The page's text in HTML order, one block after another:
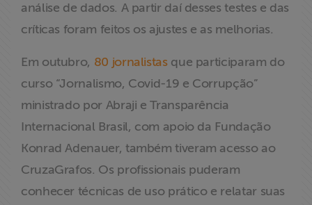
análise de dados. A partir daí desses testes e das
críticas foram feitos os ajustes e as melhorias.
Em outubro, 80 jornalistasque participaram do
curso “Jornalismo, Covid-19 e Corrupção”
ministrado por Abraji e Transparência
Internacional Brasil, com apoio da Fundação
Konrad Adenauer, também tiveram acesso ao
CruzaGrafos. Os profissionais puderam
conhecer técnicas de uso prático e relatar suas